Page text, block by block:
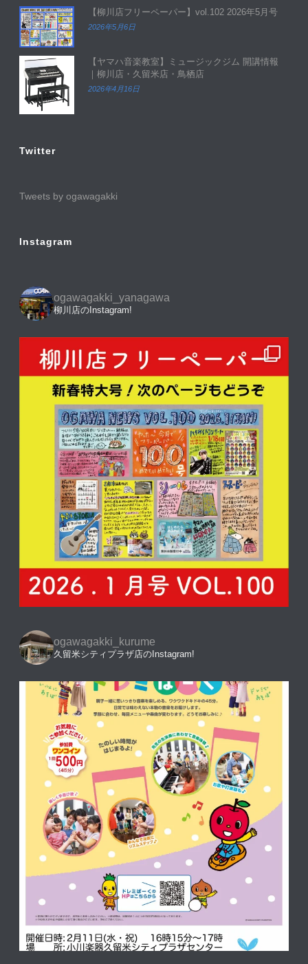
【柳川店フリーペーパー】vol.102 2026年5月号
2026年5月6日
【ヤマハ音楽教室】ミュージックジム 開講情報
｜柳川店・久留米店・鳥栖店
2026年4月16日
Twitter
Tweets by ogawagakki
Instagram
ogawagakki_yanagawa
柳川店のInstagram!
ogawagakki_kurume
久留米シティプラザ店のInstagram!